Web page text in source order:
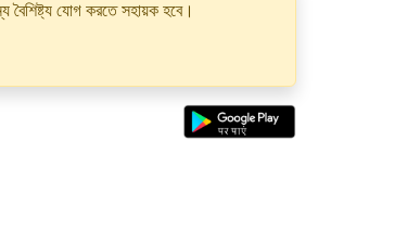
যোগ করতে সহায়ক হবে।